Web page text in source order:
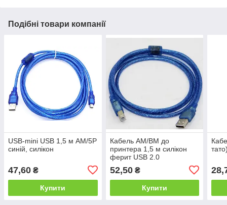
Подібні товари компанії
USB-mini USB 1,5 м AM/5P
синій, силікон
47,60 ₴
Купити
Кабель AM/BM до
принтера 1,5 м силікон
ферит USB 2.0
52,50₴
Купити